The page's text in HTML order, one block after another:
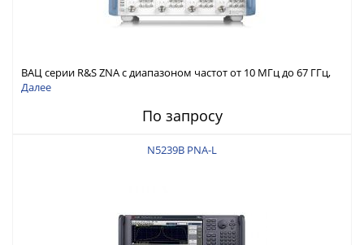
ВАЦ серии R&S ZNA с диапазоном частот от 10 МГц до 67 ГГц,
до 4-х встроенных источников
Далее
По запросу
N5239B PNA-L